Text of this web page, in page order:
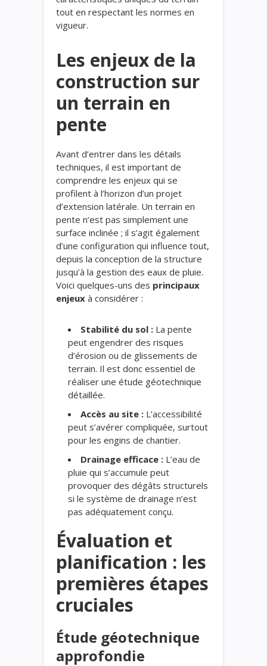
tout en respectant les normes en
vigueur.
Les enjeux de la
construction sur
un terrain en
pente
Avant d’entrer dans les détails
techniques, il est important de
comprendre les enjeux qui se
profilent à l’horizon d’un projet
d’extension latérale. Un terrain en
pente n’est pas simplement une
surface inclinée ; il s’agit également
d’une configuration qui influence tout,
depuis la conception de la structure
jusqu’à la gestion des eaux de pluie.
Voici quelques-uns des principaux
enjeux à considérer :
Stabilité du sol : La pente
peut engendrer des risques
d’érosion ou de glissements de
terrain. Il est donc essentiel de
réaliser une étude géotechnique
détaillée.
Accès au site : L’accessibilité
peut s’avérer compliquée, surtout
pour les engins de chantier.
Drainage efficace : L’eau de
pluie qui s’accumule peut
provoquer des dégâts structurels
si le système de drainage n’est
pas adéquatement conçu.
Évaluation et
planification : les
premières étapes
cruciales
Étude géotechnique
approfondie